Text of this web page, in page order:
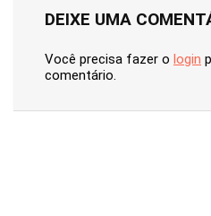
DEIXE UMA
Você precisa fazer o login
comentário.